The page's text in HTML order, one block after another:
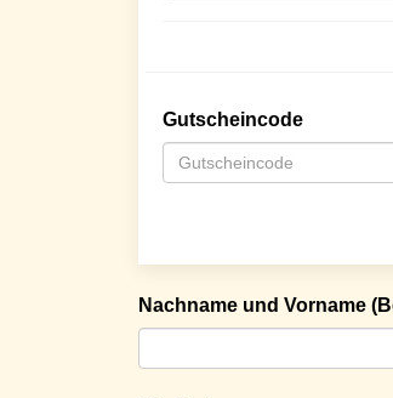
Gutscheincode
Nachname und Vorname